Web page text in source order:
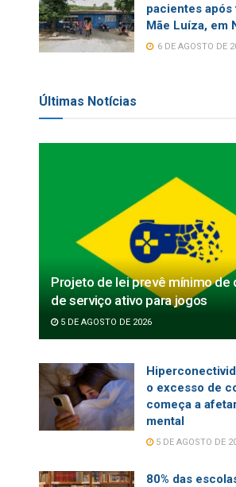
pacientes
Mãe Luíza, em
6 DE AGOSTO DE
Últimas Notícias
Projeto de lei prevê mínimo de
de serviço ativo para jogos
5 DE AGOSTO DE 2026
o excesso de
começa a
mental
5 DE AGOSTO DE
80% das